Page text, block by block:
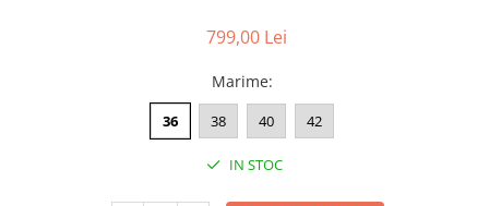
799,00 Lei
Marime:
36 38 40 42
IN STOC